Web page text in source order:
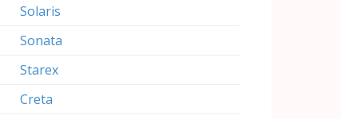
Solaris
Sonata
Starex
Creta